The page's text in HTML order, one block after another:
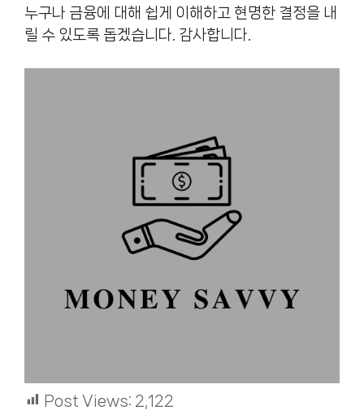
누구나 금융에 대해 쉽게 이해하고 현명한 결정을 내
릴 수 있도록 돕겠습니다. 감사합니다.
Post Views: 2,122